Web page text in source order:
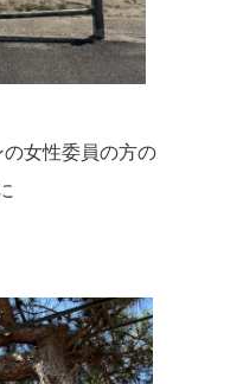
女性委員の方の